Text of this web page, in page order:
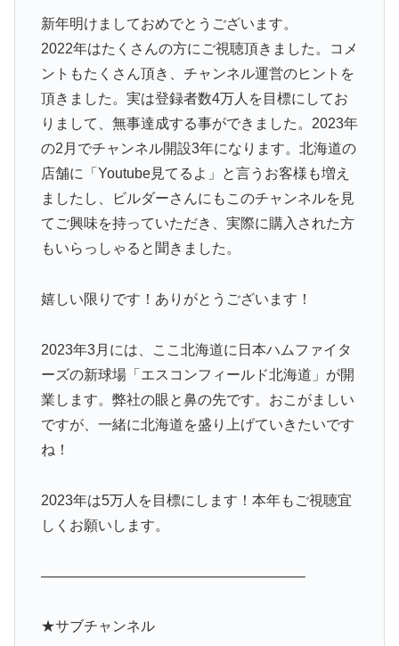
新年明けましておめでとうございます。
2022年はたくさんの方にご視聴頂きました。コメ
ントもたくさん頂き、チャンネル運営のヒントを
頂きました。実は登録者数4万人を目標にしてお
りまして、無事達成する事ができました。2023年
の2月でチャンネル開設3年になります。北海道の
店舗に「Youtube見てるよ」と言うお客様も増え
ましたし、ビルダーさんにもこのチャンネルを見
てご興味を持っていただき、実際に購入された方
もいらっしゃると聞きました。
嬉しい限りです！ありがとうございます！
2023年3月には、ここ北海道に日本ハムファイタ
ーズの新球場「エスコンフィールド北海道」が開
業します。弊社の眼と鼻の先です。おこがましい
ですが、一緒に北海道を盛り上げていきたいです
ね！
2023年は5万人を目標にします！本年もご視聴宜
しくお願いします。
——————————————————–
★サブチャンネル